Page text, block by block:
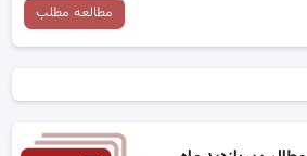
مطالعه مطلب